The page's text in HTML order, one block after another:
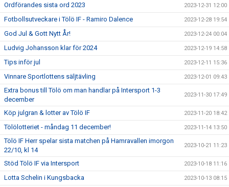
Ordförandes sista ord 2023 2023-12-31 12:00
Fotbollsutveckare i Tölö IF - Ramiro Dalence 2023-12-28 19:54
God Jul & Gott Nytt År! 2023-12-24 00:04
Ludvig Johansson klar för 2024 2023-12-19 14:58
Tips inför jul 2023-12-11 15:36
Vinnare Sportlottens säljtävling 2023-12-01 09:43
Extra bonus till Tölö om man handlar på Intersport 1-3
december
2023-11-30 17:49
Köp julgran & lotter av Tölö IF 2023-11-20 18:42
Tölölotteriet - måndag 11 december! 2023-11-14 13:50
Tölö IF Herr spelar sista matchen på Hamravallen imorgon
22/10, kl 14
2023-10-21 11:23
Stöd Tölö IF via Intersport 2023-10-18 11:16
Lotta Schelin i Kungsbacka 2023-10-13 08:15